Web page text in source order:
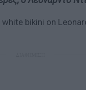
bikini on